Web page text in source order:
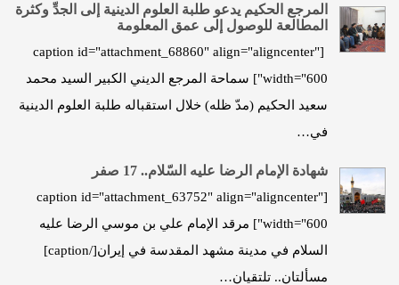
المرجع الحكيم يدعو طلبة العلوم الدينية إلى الجدِّ وكثرة
المطالعة للوصول إلى عمق المعلومة
[caption id="attachment_68860" align="aligncenter"
width="600"] سماحة المرجع الديني الكبير السيد محمد
سعيد الحكيم (مدّ ظله) خلال استقباله طلبة العلوم الدينية
في…
شهادة الإمام الرضا عليه السّلام.. 17 صفر
[caption id="attachment_63752" align="aligncenter"
width="600"] مرقد الإمام علي بن موسي الرضا عليه
السلام في مدينة مشهد المقدسة في إيران[/caption]
مسألتان.. تلتقيان…